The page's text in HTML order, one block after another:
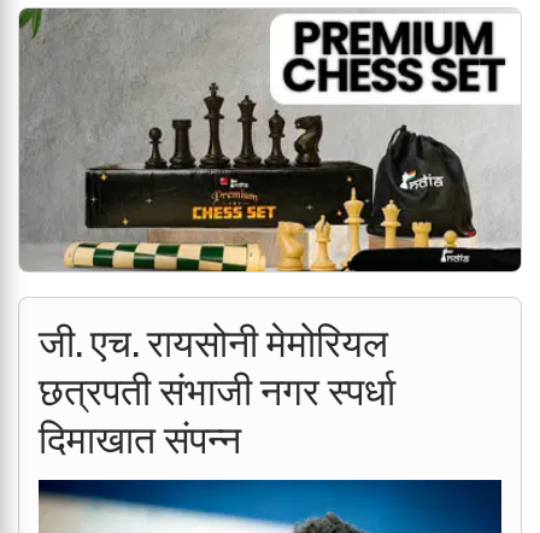
जी. एच. रायसोनी मेमोरियल
छत्रपती संभाजी नगर स्पर्धा
दिमाखात संपन्न